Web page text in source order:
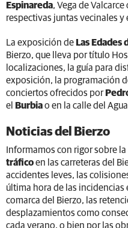
Espinareda, Vega de Valcarce
respectivas juntas vecinales y
La exposición de Las Edades
Bierzo, que lleva por título
localizaciones, la guía para
exposición, la programación
conciertos ofrecidos por
el
Burbiao en la calle del
Noticias del Bierzo
Informamos con rigor sobre
tráficoen las carreteras del
accidentes leves, las
última hora de las incidencias
comarca del Bierzo, las
desplazamientos como
cada verano, o bien por las